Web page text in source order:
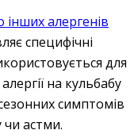
інших алергенів
специфічні
для
на кульбабу
симптомів
чи астми.